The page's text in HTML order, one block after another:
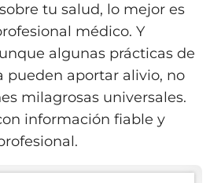
tu salud, lo mejor es
médico. Y
algunas prácticas de
pueden aportar alivio, no
milagrosas universales.
información fiable y